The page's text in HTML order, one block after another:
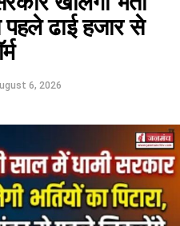
सकता है कई का
के मुताबिक
टिकट कट सकता है। पार्टी और
47 सीटों पर कराए गए
स्थानीय स्तर पर गहरी नाराजगी
नाराज हैं। वो मानते हैं कि भाजपा
पहले ढाई हजार से
6, 2026